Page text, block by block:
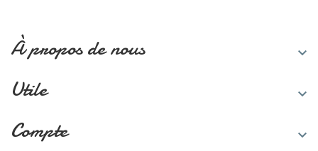
À propos de nous 
Utile 
Compte 